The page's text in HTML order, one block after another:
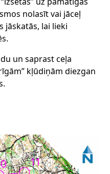
nolasīt vai jāceļ
jāskatās, lai lieki
un saprast ceļa
kļūdiņām diezgan